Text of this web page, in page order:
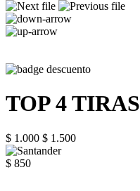
TOP 4 TIRAS
$ 1.000 $ 1.500
$ 850